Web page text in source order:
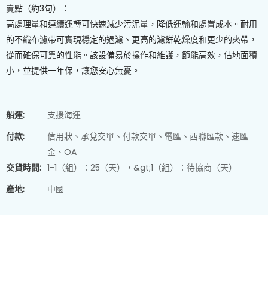
賣點（約3句）：
高處理量和連續運轉可快速減少污泥量，降低運輸和處置成本。耐用
的不織布濾帶可實現穩定的過濾、更高的濾餅乾燥度和更少的夾帶，
從而確保可靠的性能。該設備易於操作和維護，節能高效，佔地面積
小，並提供一年保，讓您安心無憂。
船運:
支援海運
付款:
信用狀、承兌交單、付款交單、電匯、西聯匯款、速匯
金、OA
交貨時間: 1-1（組）：25（天），&gt;1（組）：待協商（天）
產地:
中國